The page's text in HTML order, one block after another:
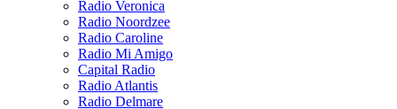
Radio Veronica
Radio Noordzee
Radio Caroline
Radio Mi Amigo
Capital Radio
Radio Atlantis
Radio Delmare